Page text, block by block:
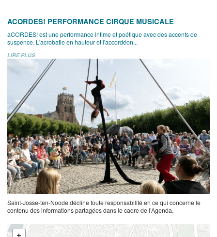
ACORDES! PERFORMANCE CIRQUE MUSICALE
aCORDES! est une performance intime et poétique avec des accents de
suspence. L'acrobatie en hauteur et l'accordéon...
LIRE PLUS
Saint-Josse-ten-Noode décline toute responsabilité en ce qui concerne le
contenu des informations partagées dans le cadre de l’Agenda.